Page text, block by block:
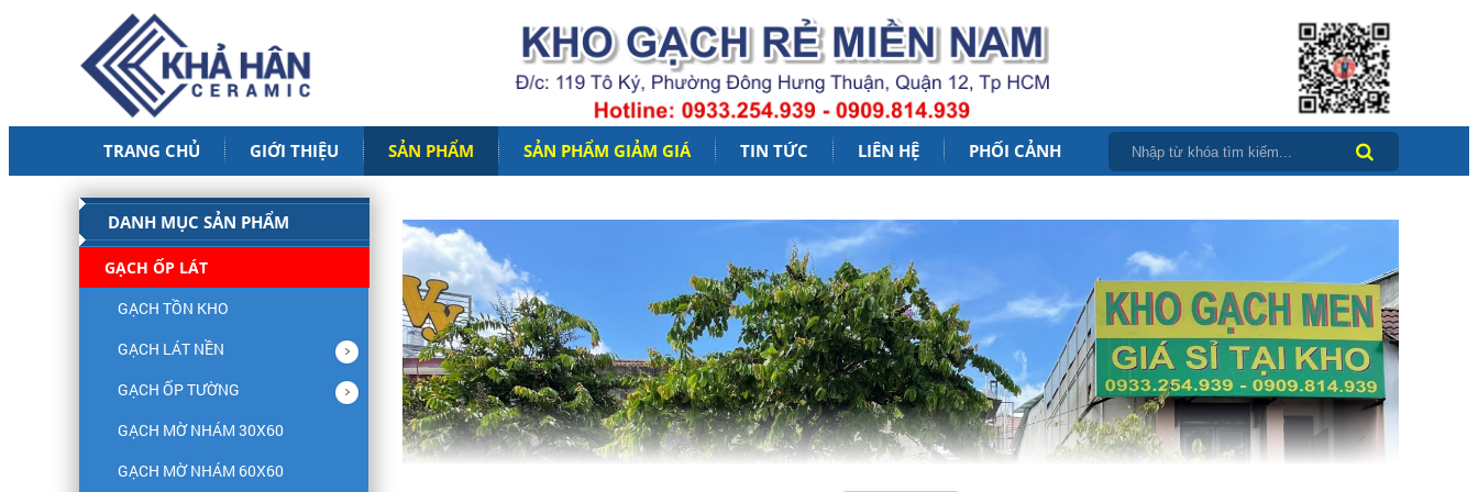
TRANG CHỦ GIỚI THIỆU SẢN PHẨM SẢN PHẨM GIẢM GIÁ TIN TỨC LIÊN HỆ PHỐI CẢNH
DANH MỤC SẢN PHẨM
GẠCH ỐP LÁT
GẠCH TỒN KHO
GẠCH LÁT NỀN
GẠCH ỐP TƯỜNG
GẠCH MỜ NHÁM 30X60
GẠCH MỜ NHÁM 60X60